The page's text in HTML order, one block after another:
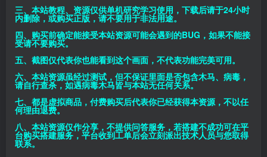
三、本站教程、资源仅供单机研究学习使用，下载后请于24小时
内删除，或购买正版，请不要用于非法用途。
四、购买前确定能接受本站资源可能会遇到的BUG，如果不能接
受请不要购买。
五、截图仅代表你也能看到这个画面，不代表功能完美可用。
六、本站资源虽经过测试，但不保证里面是否包含木马、病毒，
请自行查杀，如遇病毒木马皆与本站无任何关系。
七、都是虚拟商品，付费购买后代表你已经获得本资源，不以任
何理由退费。
八、本站资源仅作分享，不提供问答服务，若搭建不成功可在平
台购买搭建服务，平台收到工单后会立刻派出技术人员与您取得
联系。